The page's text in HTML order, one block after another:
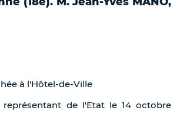
à l'Hôtel-de-Ville
de l'Etat le 14 octobre